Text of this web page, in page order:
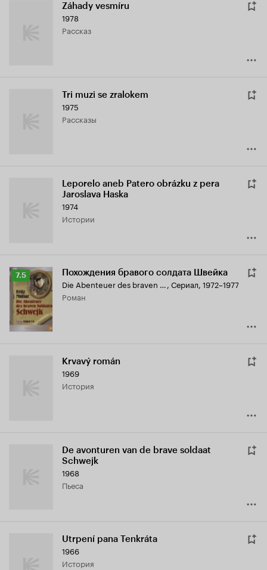
Záhady vesmíru
1978
рассказ
Tri muzi se zralokem
1975
рассказы
Leporelo aneb Patero obrázku z pera
Jaroslava Haska
1974
истории
Рейтинг
Кинопоиска
7.5
7.5 Похождения бравого солдата Швейка
Die Abenteuer des braven Soldaten Schwejk, Сериал, 1972–1977
роман
Krvavý román
1969
история
De avonturen van de brave soldaat
Schwejk
1968
пьеса
Utrpení pana Tenkráta
1966
история